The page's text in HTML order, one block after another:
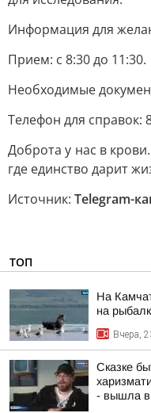
Информация для
Прием: с 8:30 до 11:30.
Необходимые
Телефон для справок:
Доброта у нас в
где единство дарит
Источник: Telegram-
ТОП
На
на
Вчера,
Сказке
- вышла в